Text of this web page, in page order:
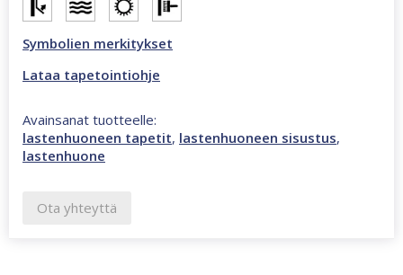
Symbolien merkitykset
Lataa tapetointiohje
Avainsanat tuotteelle:
lastenhuoneen tapetit, lastenhuoneen sisustus,
lastenhuone
Ota yhteyttä